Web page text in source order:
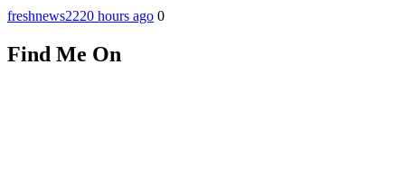
freshnews2220 hours ago 0
Find Me On